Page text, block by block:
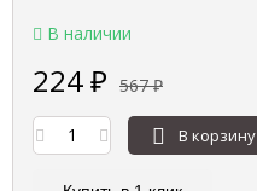
В наличии
224₽ 567₽
В корзину